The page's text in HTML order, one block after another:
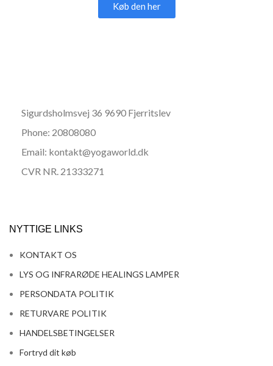
Køb den her
Sigurdsholmsvej 36 9690 Fjerritslev
Phone: 20808080
Email: kontakt@yogaworld.dk
CVR NR. 21333271
NYTTIGE LINKS
KONTAKT OS
LYS OG INFRARØDE HEALINGS LAMPER
PERSONDATA POLITIK
RETURVARE POLITIK
HANDELSBETINGELSER
Fortryd dit køb